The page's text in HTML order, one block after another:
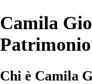
Camila
Chi è Camila